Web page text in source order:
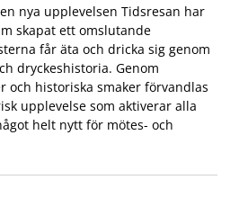
nya upplevelsen Tidsresan har
skapat ett omslutande
får äta och dricka sig genom
dryckeshistoria. Genom
och historiska smaker förvandlas
upplevelse som aktiverar alla
helt nytt för mötes- och